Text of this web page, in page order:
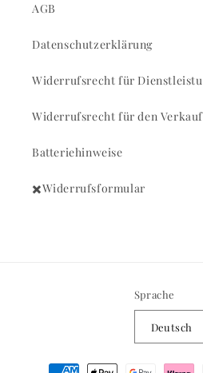
AGB
Datenschutzerklärung
Widerrufsrecht für
Widerrufsrecht für den
Batteriehinweise
✖️Widerrufsformular
Sprache
Deutsch
Zahlungsmethoden